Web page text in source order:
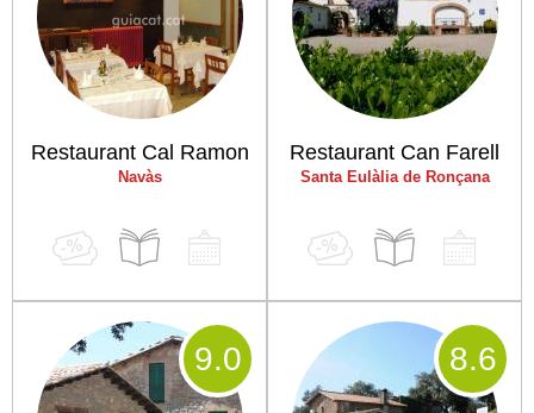
Restaurant Cal Ramon
Navàs
Restaurant Can Farell
Santa Eulàlia de Ronçana
9.0 8.6